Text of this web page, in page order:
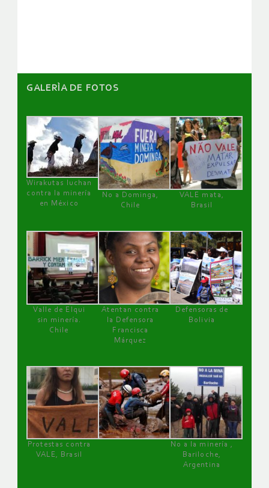
GALERÌA DE FOTOS
Wirakutas luchan
contra la minería
en México
No a Dominga,
Chile
VALE mata,
Brasil
Valle de Elqui
sin minería.
Chile
Atentan contra
la Defensora
Francisca
Márquez
Defensoras de
Bolivia
Protestas contra
VALE, Brasil
No a la minería ,
Bariloche,
Argentina